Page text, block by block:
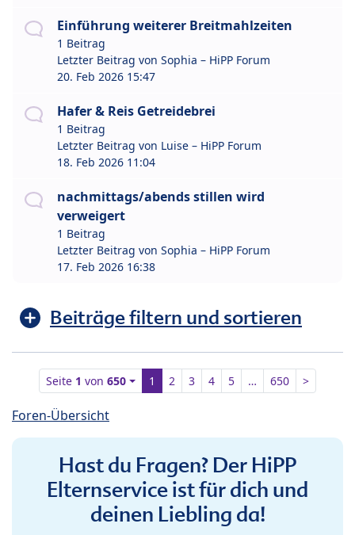
Einführung weiterer Breitmahlzeiten
1 Beitrag
Letzter Beitrag von Sophia – HiPP Forum
20. Feb 2026 15:47
Hafer & Reis Getreidebrei
1 Beitrag
Letzter Beitrag von Luise – HiPP Forum
18. Feb 2026 11:04
nachmittags/abends stillen wird
verweigert
1 Beitrag
Letzter Beitrag von Sophia – HiPP Forum
17. Feb 2026 16:38
Beiträge filtern und sortieren
Seite 1 von650 1 2 3 4 5 … 650 >
Foren-Übersicht
Hast du Fragen? Der HiPP
Elternservice ist für dich und
deinen Liebling da!